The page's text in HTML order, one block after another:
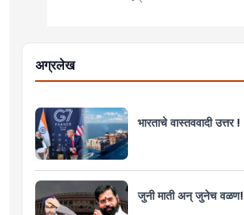
अग्रलेख
भारताचे वास्तववादी उत्तर !
जुनी माती अन् जुनेच वळण!